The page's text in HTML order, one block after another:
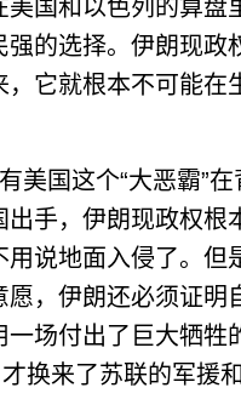
国和以色列的算盘
的选择。伊朗现政
它就根本不可能在
国这个“大恶霸”在
手，伊朗现政权根
说地面入侵了。但
，伊朗还必须证明
场付出了巨大牺牲
换来了苏联的军援